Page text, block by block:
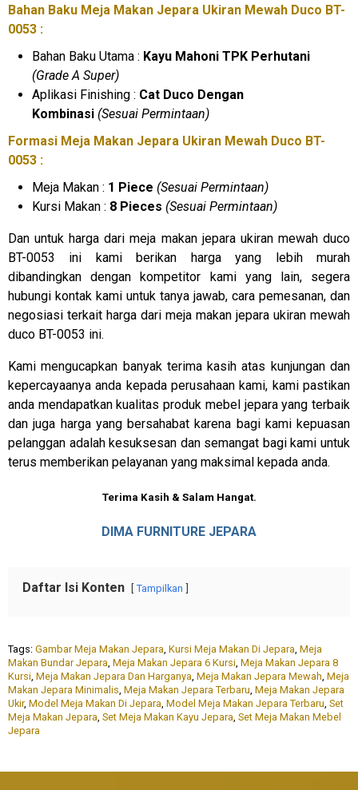
Bahan Baku Meja Makan Jepara Ukiran Mewah Duco BT-
0053 :
Bahan Baku Utama : Kayu Mahoni TPK Perhutani
(Grade A Super)
Aplikasi Finishing : Cat Duco Dengan
Kombinasi (Sesuai Permintaan)
Formasi Meja Makan Jepara Ukiran Mewah Duco BT-
0053 :
Meja Makan : 1 Piece (Sesuai Permintaan)
Kursi Makan : 8 Pieces (Sesuai Permintaan)
Dan untuk harga dari meja makan jepara ukiran mewah duco
BT-0053 ini kami berikan harga yang lebih murah
dibandingkan dengan kompetitor kami yang lain, segera
hubungi kontak kami untuk tanya jawab, cara pemesanan, dan
negosiasi terkait harga dari meja makan jepara ukiran mewah
duco BT-0053 ini.
Kami mengucapkan banyak terima kasih atas kunjungan dan
kepercayaanya anda kepada perusahaan kami, kami pastikan
anda mendapatkan kualitas produk mebel jepara yang terbaik
dan juga harga yang bersahabat karena bagi kami kepuasan
pelanggan adalah kesuksesan dan semangat bagi kami untuk
terus memberikan pelayanan yang maksimal kepada anda.
Terima Kasih & Salam Hangat.
DIMA FURNITURE JEPARA
Daftar Isi Konten Tampilkan
Tags: Gambar Meja Makan Jepara Kursi Meja Makan Di Jepara Meja
Makan Bundar Jepara Meja Makan Jepara 6 Kursi Meja Makan Jepara 8
Kursi Meja Makan Jepara Dan Harganya Meja Makan Jepara Mewah Meja
Makan Jepara Minimalis Meja Makan Jepara Terbaru Meja Makan Jepara
Ukir, Model Meja Makan Di Jepara Model Meja Makan Jepara Terbaru Set
Meja Makan Jepara Set Meja Makan Kayu Jepara Set Meja Makan Mebel
Jepara